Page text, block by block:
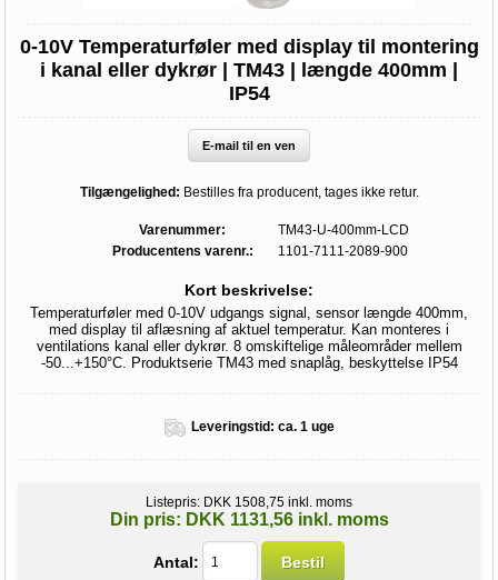
0-10V Temperaturføler med display til montering
i kanal eller dykrør | TM43 | længde 400mm |
IP54
E-mail til en ven
Tilgængelighed: Bestilles fra producent, tages ikke retur.
Varenummer:
TM43-U-400mm-LCD
Producentens varenr.:
1101-7111-2089-900
Kort beskrivelse:
Temperaturføler med 0-10V udgangs signal, sensor længde 400mm,
med display til aflæsning af aktuel temperatur. Kan monteres i
ventilations kanal eller dykrør. 8 omskiftelige måleområder mellem
-50...+150°C. Produktserie TM43 med snaplåg, beskyttelse IP54
Leveringstid: ca. 1 uge
Listepris: DKK 1508,75 inkl. moms
Din pris: DKK 1131,56 inkl. moms
Antal: Bestil